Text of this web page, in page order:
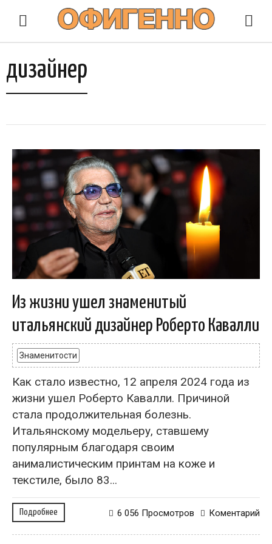
дизайнер
Из жизни ушел знаменитый
итальянский дизайнер Роберто Кавалли
Знаменитости
Как стало известно, 12 апреля 2024 года из
жизни ушел Роберто Кавалли. Причиной
стала продолжительная болезнь.
Итальянскому модельеру, ставшему
популярным благодаря своим
анималистическим принтам на коже и
текстиле, было 83...
Подробнее Коментарий
6 056 Просмотров